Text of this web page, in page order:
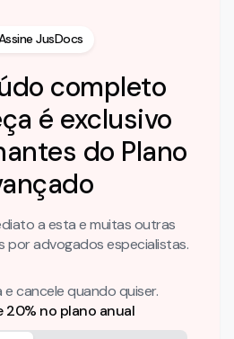
JusDocs
completo
é exclusivo
do Plano
a esta e muitas outras
por advogados especialistas.
e cancele quando quiser.
20% no plano anual